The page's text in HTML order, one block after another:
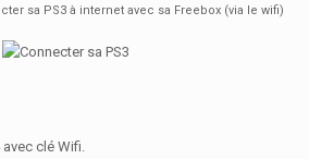
sa PS3 à internet avec sa Freebox (via le wifi)
clé Wifi.